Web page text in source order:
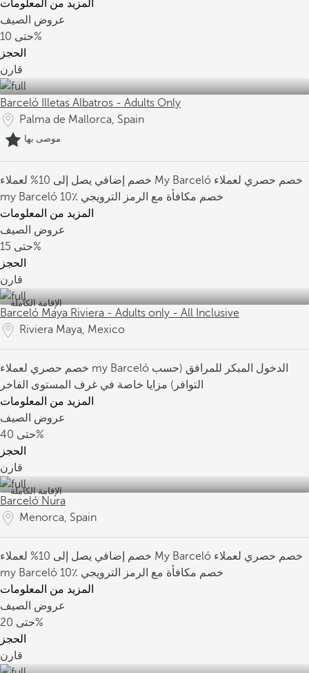
المزيد من المعلومات
عروض الصيف
حتى10%
الحجز
قارن
Barceló Illetas Albatros - Adults Only
Palma de Mallorca, Spain
موصى بها
خصم إضافي يصل إلى 10% لعملاء My Barceló خصم حصري لعملاء
my Barceló
10٪ خصم مكافأة مع الرمز الترويجي
المزيد من المعلومات
عروض الصيف
حتى15%
الحجز
قارن
الإقامة الكاملة
Barceló Maya Riviera - Adults only - All Inclusive
Riviera Maya, Mexico
خصم حصري لعملاء my Barceló الدخول المبكر للمرافق (حسب
التوافر) مزايا خاصة في غرف المستوى الفاخر
المزيد من المعلومات
عروض الصيف
حتى40%
الحجز
قارن
الإقامة الكاملة
Barceló Nura
Menorca, Spain
خصم إضافي يصل إلى 10% لعملاء My Barceló خصم حصري لعملاء
my Barceló
10٪ خصم مكافأة مع الرمز الترويجي
المزيد من المعلومات
عروض الصيف
حتى20%
الحجز
قارن